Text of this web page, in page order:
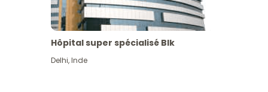
Hôpital super spécialisé Blk
Delhi,Inde